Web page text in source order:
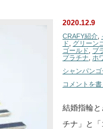
2020.12.9
CRAFY紹介
ド
グリーン
ゴールド
ブ
プラチナ
ホ
シャンパンゴ
コメントを書
結婚指輪
チナ」と「